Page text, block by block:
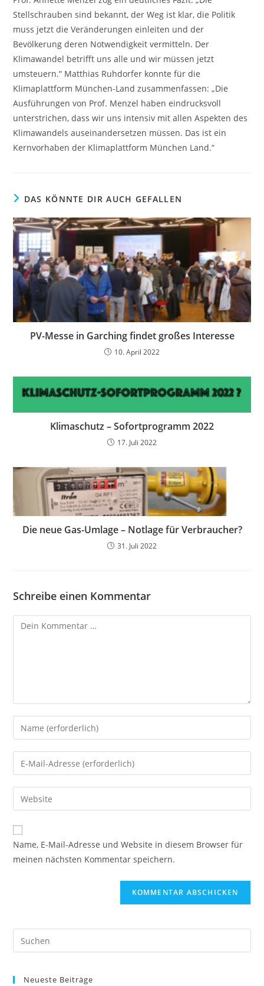
Stellschrauben sind bekannt, der Weg ist klar, die Politik
muss jetzt die Veränderungen einleiten und der
Bevölkerung deren Notwendigkeit vermitteln. Der
Klimawandel betrifft uns alle und wir müssen jetzt
umsteuern.“ Matthias Ruhdorfer konnte für die
Klimaplattform München-Land zusammenfassen: „Die
Ausführungen von Prof. Menzel haben eindrucksvoll
unterstrichen, dass wir uns intensiv mit allen Aspekten des
Klimawandels auseinandersetzen müssen. Das ist ein
Kernvorhaben der Klimaplattform München Land.“
DAS KÖNNTE DIR AUCH GEFALLEN
PV-Messe in Garching findet großes Interesse
10. April 2022
Klimaschutz – Sofortprogramm 2022
17. Juli 2022
Die neue Gas-Umlage – Notlage für Verbraucher?
31. Juli 2022
Schreibe einen Kommentar
Kommentar
Gib
deinen
Namen
oder
zum
Kommentieren
ein
Gib
deine
E-
Mail-
zum
Kommentieren
ein
Gib
deine
Website-
URL
Name, E-Mail-Adresse und Website in diesem Browser für
meinen nächsten Kommentar speichern.
Neueste Beiträge